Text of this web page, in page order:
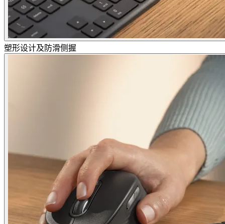
塑形设计及防滑侧握